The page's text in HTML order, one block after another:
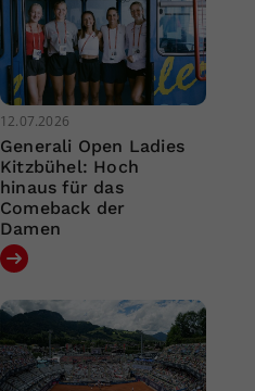
12.07.2026
Generali Open Ladies
Kitzbühel: Hoch
hinaus für das
Comeback der
Damen